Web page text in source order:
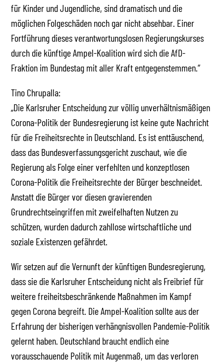
für Kinder und Jugendliche, sind dramatisch und die
möglichen Folgeschäden noch gar nicht absehbar. Einer
Fortführung dieses verantwortungslosen Regierungskurses
durch die künftige Ampel-Koalition wird sich die AfD-
Fraktion im Bundestag mit aller Kraft entgegenstemmen.“
Tino Chrupalla:
„Die Karlsruher Entscheidung zur völlig unverhältnismäßigen
Corona-Politik der Bundesregierung ist keine gute Nachricht
für die Freiheitsrechte in Deutschland. Es ist enttäuschend,
dass das Bundesverfassungsgericht zuschaut, wie die
Regierung als Folge einer verfehlten und konzeptlosen
Corona-Politik die Freiheitsrechte der Bürger beschneidet.
Anstatt die Bürger vor diesen gravierenden
Grundrechtseingriffen mit zweifelhaften Nutzen zu
schützen, wurden dadurch zahllose wirtschaftliche und
soziale Existenzen gefährdet.
Wir setzen auf die Vernunft der künftigen Bundesregierung,
dass sie die Karlsruher Entscheidung nicht als Freibrief für
weitere freiheitsbeschränkende Maßnahmen im Kampf
gegen Corona begreift. Die Ampel-Koalition sollte aus der
Erfahrung der bisherigen verhängnisvollen Pandemie-Politik
gelernt haben. Deutschland braucht endlich eine
vorausschauende Politik mit Augenmaß, um das verloren